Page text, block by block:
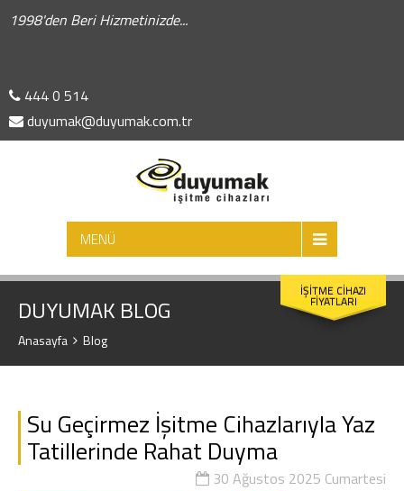
1998'den Beri Hizmetinizde...
444 0 514
duyumak@duyumak.com.tr
MENÜ
İŞİTME CİHAZI
FİYATLARI
DUYUMAK BLOG
Anasayfa Blog
Su Geçirmez İşitme Cihazlarıyla Yaz
Tatillerinde Rahat Duyma
30 Ağustos 2025 Cumartesi